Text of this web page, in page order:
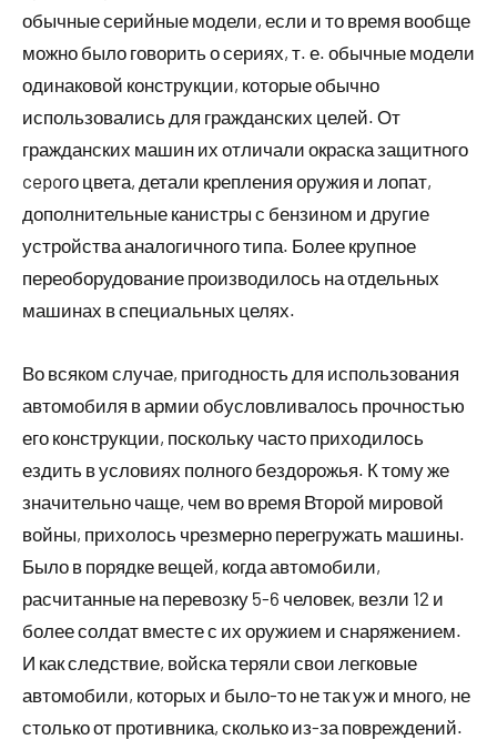
обычные серийные модели, если и то время вообще
можно было говорить о сериях, т. е. обычные модели
одинаковой конструкции, которые обычно
использовались для гражданских целей. От
гражданских машин их отличали окраска защитного
cepoго цвета, детали крепления оружия и лопат,
дополнительные канистры с бензином и другие
устройства аналогичного типа. Более крупное
переоборудование производилось на отдельных
машинах в специальных целях.
Во всяком случае, пригодность для использования
автомобиля в армии обусловливалось прочностью
его конструкции, поскольку часто приходилось
ездить в условиях полного бездорожья. К тому же
значительно чаще, чем во время Второй мировой
войны, прихолось чрезмерно перегружать машины.
Было в порядке вещей, когда автомобили,
расчитанные на перевозку 5-6 человек, везли 12 и
более солдат вместе с их оружием и снаряжением.
И как следствие, войска теряли свои легковые
автомобили, которых и было-то не так уж и много, не
столько от противника, сколько из-за повреждений.